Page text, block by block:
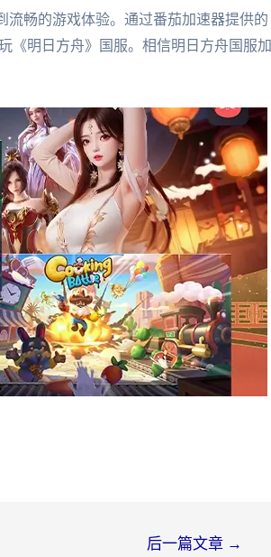
流畅的游戏体验。通过番茄加速器提供的
《明日方舟》国服。相信明日方舟国服加
后一篇文章 →